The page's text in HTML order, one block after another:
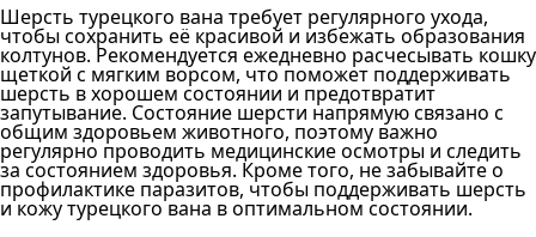
Шерсть турецкого вана требует регулярного ухода,
чтобы сохранить её красивой и избежать образования
колтунов. Рекомендуется ежедневно расчесывать кошку
щеткой с мягким ворсом, что поможет поддерживать
шерсть в хорошем состоянии и предотвратит
запутывание. Состояние шерсти напрямую связано с
общим здоровьем животного, поэтому важно
регулярно проводить медицинские осмотры и следить
за состоянием здоровья. Кроме того, не забывайте о
профилактике паразитов, чтобы поддерживать шерсть
и кожу турецкого вана в оптимальном состоянии.